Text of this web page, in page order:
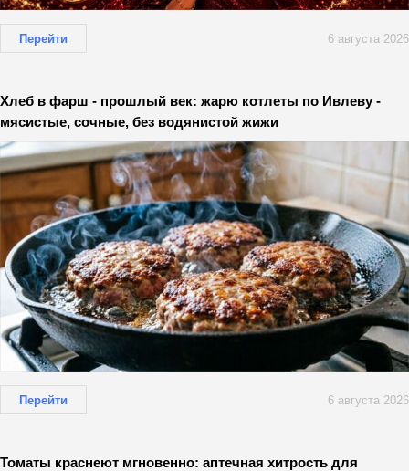
Перейти 6 августа 2026
Хлеб в фарш - прошлый век: жарю котлеты по Ивлеву -
мясистые, сочные, без водянистой жижи
Перейти 6 августа 2026
Томаты краснеют мгновенно: аптечная хитрость для